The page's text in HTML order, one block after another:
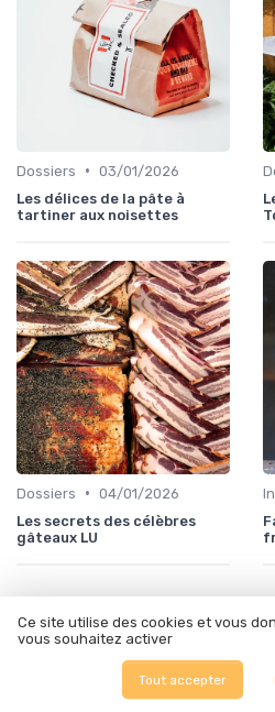
Dossiers • 03/01/2026
Les délices de la pâte à
tartiner aux noisettes
Dossiers • 04/01/2026
Les secrets des célèbres
gâteaux LU
Les articles par date
Ce site utilise des cookies et vous
vous souhaitez activer
Tout accepter